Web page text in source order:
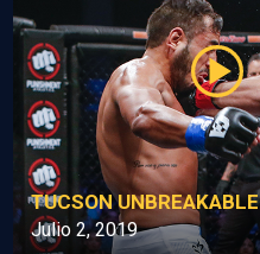
TUCSON UNBREAKABLE
Julio 2, 2019